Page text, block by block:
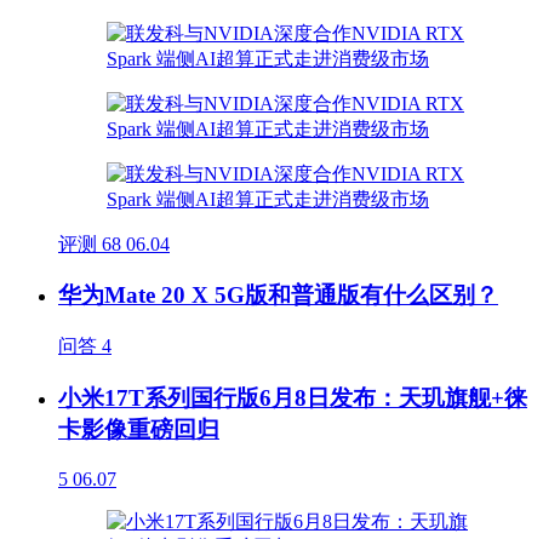
评测 68 06.04
华为Mate 20 X 5G版和普通版有什么区别？
问答 4
小米17T系列国行版6月8日发布：天玑旗舰+徕
卡影像重磅回归
5 06.07